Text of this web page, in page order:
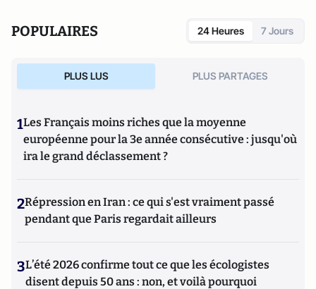
POPULAIRES 24 Heures 7 Jours
PLUS LUS PLUS PARTAGES
1Les Français moins riches que la moyenne
européenne pour la 3e année consécutive : jusqu'où
ira le grand déclassement ?
2Répression en Iran : ce qui s'est vraiment passé
pendant que Paris regardait ailleurs
3L’été 2026 confirme tout ce que les écologistes
disent depuis 50 ans : non, et voilà pourquoi